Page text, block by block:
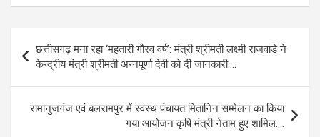
ce
b
o
o
k
se
g
er
at
s
A
p
p
e
gr
a
m
ail py
Li
n
k
ar
navigation
छत्तीसगढ़ मना रहा ‘महतारी गौरव वर्ष’: मंत्री श्रीमती लक्ष्मी राजवाड़े ने
केन्द्रीय मंत्री श्रीमती अन्नपूर्णा देवी को दी जानकारी….
रामानुजगंज एवं बलरामपुर में स्वस्थ पंचायत मितानिन सम्मेलन का किया
गया आयोजन कृषि मंत्री नेताम हुए शामिल….